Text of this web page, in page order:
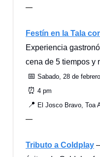
—
Festín en la Tala
Experiencia
cena de 5 tiempos y
📅 Sabado, 28 de
⏰ 4 pm
📍 El Josco Bravo, Toa
—
Tributo a Coldplay